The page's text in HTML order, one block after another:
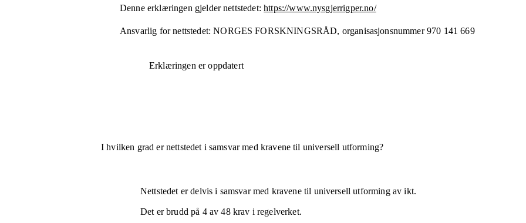
Denne erklæringen gjelder nettstedet: https://www.nysgjerrigper.no/
Ansvarlig for nettstedet: NORGES FORSKNINGSRÅD, organisasjonsnummer 970 141 669
Erklæringen er oppdatert
I hvilken grad er nettstedet i samsvar med kravene til universell utforming?
Nettstedet erdelvis i samsvarmed kravene til universell utforming av ikt.
Det er brudd på 4av48krav i regelverket.